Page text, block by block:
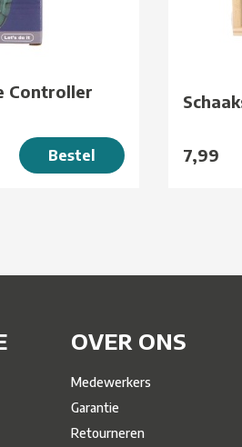
Controller
Bestel 7,99
OVER ONS
Medewerkers
Garantie
Retourneren